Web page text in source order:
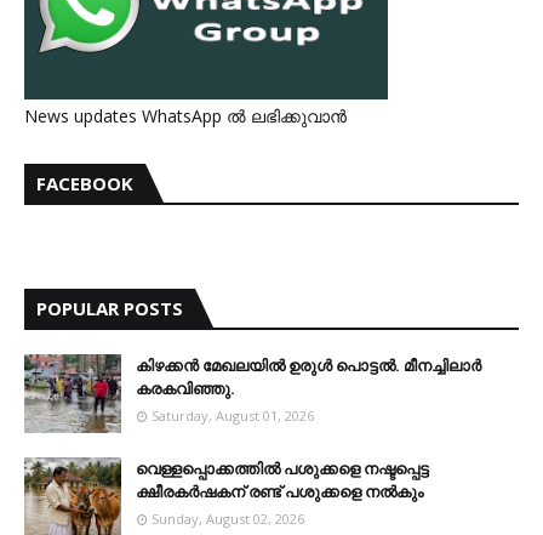
News updates WhatsApp ൽ ലഭിക്കുവാൻ
FACEBOOK
POPULAR POSTS
കിഴക്കന്‍ മേഖലയില്‍ ഉരുള്‍ പൊട്ടല്‍. മീനച്ചിലാര്‍
കരകവിഞ്ഞു.
Saturday, August 01, 2026
വെള്ളപ്പൊക്കത്തില്‍ പശുക്കളെ നഷ്ടപ്പെട്ട
ക്ഷീരകര്‍ഷകന് രണ്ട് പശുക്കളെ നല്‍കും
Sunday, August 02, 2026